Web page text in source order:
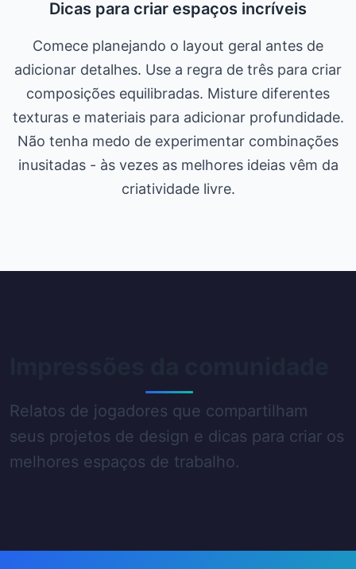
Dicas para criar espaços incríveis
Comece planejando o layout geral antes de
adicionar detalhes. Use a regra de três para criar
composições equilibradas. Misture diferentes
texturas e materiais para adicionar profundidade.
Não tenha medo de experimentar combinações
inusitadas - às vezes as melhores ideias vêm da
criatividade livre.
Relatos de jogadores que compartilham
seus projetos de design e dicas para criar os
melhores espaços de trabalho.